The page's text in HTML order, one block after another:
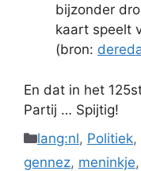
bijzonder
kaart speelt
(bron:
En dat in het
Partij … Spijtig!
Categories
lang:nl, Politiek,
gennez, meninkje,